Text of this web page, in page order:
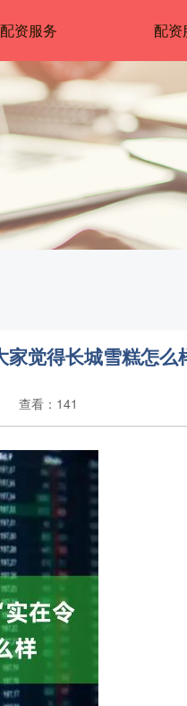
资服务 配资
家觉得长城雪糕怎么
查看：141